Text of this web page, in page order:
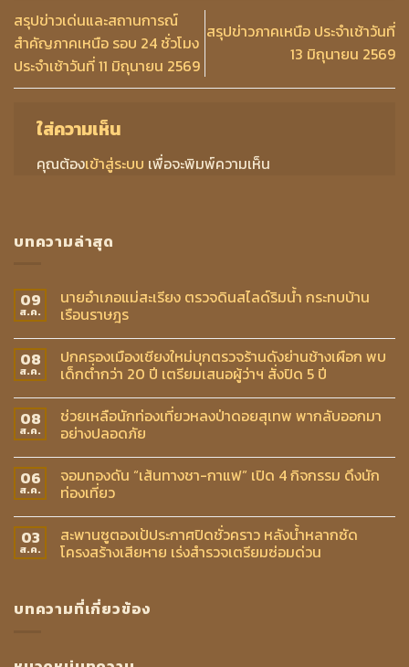
สรุปข่าวเด่นและสถานการณ์
สำคัญภาคเหนือ รอบ 24 ชั่วโมง
ประจำเช้าวันที่ 11 มิถุนายน 2569
สรุปข่าวภาคเหนือ ประจำเช้าวันที่
13 มิถุนายน 2569
ใส่ความเห็น
คุณต้องเข้าสู่ระบบ เพื่อจะพิมพ์ความเห็น
บทความล่าสุด
09
ส.ค.
นายอำเภอแม่สะเรียง ตรวจดินสไลด์ริมน้ำ กระทบบ้าน
เรือนราษฎร
08
ส.ค.
ปกครองเมืองเชียงใหม่บุกตรวจร้านดังย่านช้างเผือก พบ
เด็กต่ำกว่า 20 ปี เตรียมเสนอผู้ว่าฯ สั่งปิด 5 ปี
08
ส.ค.
ช่วยเหลือนักท่องเที่ยวหลงป่าดอยสุเทพ พากลับออกมา
อย่างปลอดภัย
06
ส.ค.
จอมทองดัน “เส้นทางชา-กาแฟ” เปิด 4 กิจกรรม ดึงนัก
ท่องเที่ยว
03
ส.ค.
สะพานซูตองเป้ประกาศปิดชั่วคราว หลังน้ำหลากซัด
โครงสร้างเสียหาย เร่งสำรวจเตรียมซ่อมด่วน
บทความที่เกี่ยวข้อง